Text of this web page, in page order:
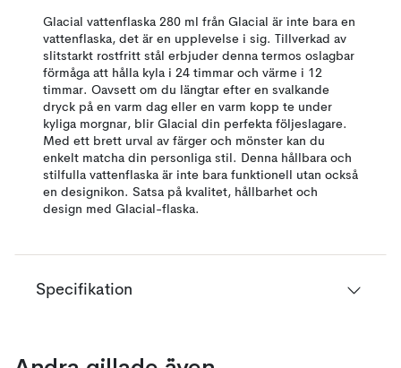
Glacial vattenflaska 280 ml från Glacial är inte bara en
vattenflaska, det är en upplevelse i sig. Tillverkad av
slitstarkt rostfritt stål erbjuder denna termos oslagbar
förmåga att hålla kyla i 24 timmar och värme i 12
timmar. Oavsett om du längtar efter en svalkande
dryck på en varm dag eller en varm kopp te under
kyliga morgnar, blir Glacial din perfekta följeslagare.
Med ett brett urval av färger och mönster kan du
enkelt matcha din personliga stil. Denna hållbara och
stilfulla vattenflaska är inte bara funktionell utan också
en designikon. Satsa på kvalitet, hållbarhet och
design med Glacial-flaska.
Specifikation